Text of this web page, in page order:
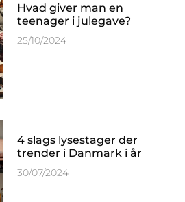
Hvad giver man en
teenager i julegave?
25/10/2024
4 slags lysestager der
trender i Danmark i år
30/07/2024